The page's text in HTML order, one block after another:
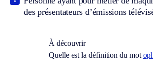
des présentateurs d’émissions
À découvrir
Quelle est la définition du mot